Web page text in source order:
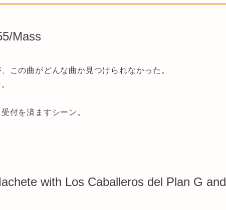
Mass
この曲がどんな曲か見つけられなかった。
付を済ますシーン。
with Los Caballeros del Plan G and